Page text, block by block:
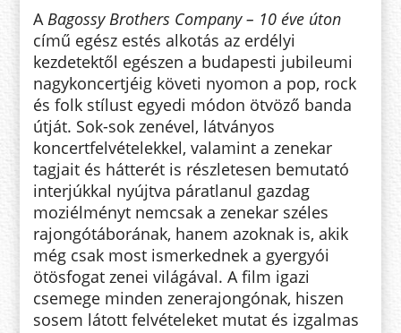
A Bagossy Brothers Company – 10 éve úton
című egész estés alkotás az erdélyi
kezdetektől egészen a budapesti jubileumi
nagykoncertjéig követi nyomon a pop, rock
és folk stílust egyedi módon ötvöző banda
útját. Sok-sok zenével, látványos
koncertfelvételekkel, valamint a zenekar
tagjait és hátterét is részletesen bemutató
interjúkkal nyújtva páratlanul gazdag
moziélményt nemcsak a zenekar széles
rajongótáborának, hanem azoknak is, akik
még csak most ismerkednek a gyergyói
ötösfogat zenei világával. A film igazi
csemege minden zenerajongónak, hiszen
sosem látott felvételeket mutat és izgalmas